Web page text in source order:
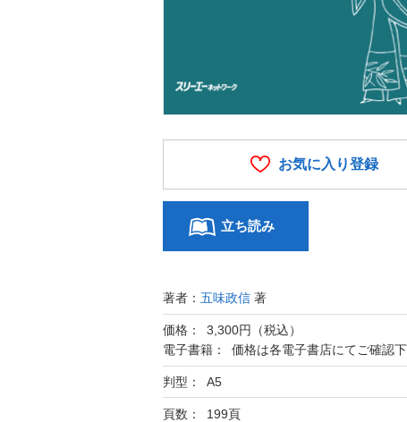
お気に入り登録
立ち読み
著者： 五味政信 著
価格： 3,300円（税込）
電子書籍： 価格は各電子書店にてご確認下
判型： A5
頁数： 199頁